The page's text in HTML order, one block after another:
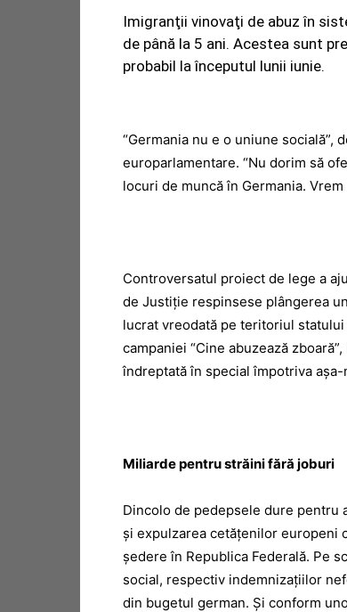
Imigranţii vinovaţi de abuz în
de până la 5 ani. Acestea sunt
probabil la începutul lunii iunie.
“Germania nu e o uniune socială”,
europarlamentare. “Nu dorim să
locuri de muncă în Germania.
Controversatul proiect de lege a
de Justiţie respinsese plângerea
lucrat vreodată pe teritoriul
campaniei “Cine abuzează
îndreptată în special împotriva
Miliarde pentru străini fără joburi
Dincolo de pedepsele dure pentru
şi expulzarea cetăţenilor europeni
şedere în Republica Federală. Pe
social, respectiv indemnizaţiilor
din bugetul german. Şi conform